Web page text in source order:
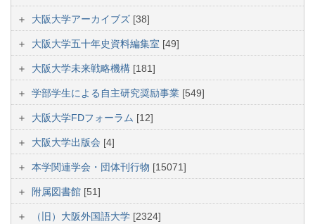
大阪大学アーカイブズ [38]
大阪大学五十年史資料編集室 [49]
大阪大学未来戦略機構 [181]
学部学生による自主研究奨励事業 [549]
大阪大学FDフォーラム [12]
大阪大学出版会 [4]
本学関連学会・団体刊行物 [15071]
附属図書館 [51]
（旧）大阪外国語大学 [2324]